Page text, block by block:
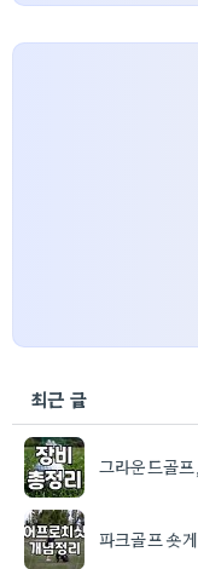
최근 글
그라운드골
파크골프 숏